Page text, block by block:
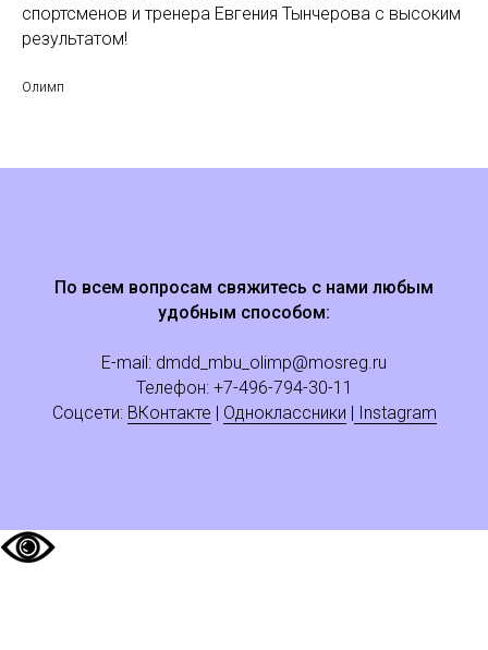
спортсменов и тренера Евгения Тынчерова с высоким
результатом!
Олимп
По всем вопросам свяжитесь с нами любым
удобным способом:
E-mail: dmdd_mbu_olimp@mosreg.ru
Телефон: +7-496-794-30-11
Соцсети: ВКонтакте | Одноклассники | Instagram